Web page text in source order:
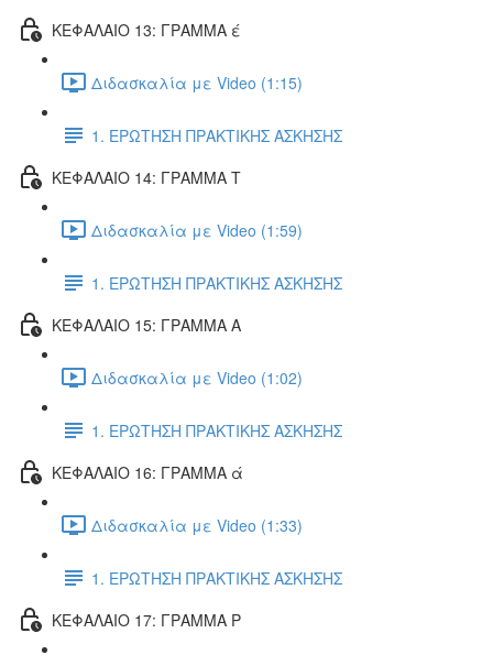
ΚΕΦΑΛΑΙΟ 13: ΓΡΑΜΜΑ έ
Διδασκαλία με Video (1:15)
1. ΕΡΩΤΗΣΗ ΠΡΑΚΤΙΚΗΣ ΑΣΚΗΣΗΣ
ΚΕΦΑΛΑΙΟ 14: ΓΡΑΜΜΑ Τ
Διδασκαλία με Video (1:59)
1. ΕΡΩΤΗΣΗ ΠΡΑΚΤΙΚΗΣ ΑΣΚΗΣΗΣ
ΚΕΦΑΛΑΙΟ 15: ΓΡΑΜΜΑ Α
Διδασκαλία με Video (1:02)
1. ΕΡΩΤΗΣΗ ΠΡΑΚΤΙΚΗΣ ΑΣΚΗΣΗΣ
ΚΕΦΑΛΑΙΟ 16: ΓΡΑΜΜΑ ά
Διδασκαλία με Video (1:33)
1. ΕΡΩΤΗΣΗ ΠΡΑΚΤΙΚΗΣ ΑΣΚΗΣΗΣ
ΚΕΦΑΛΑΙΟ 17: ΓΡΑΜΜΑ Ρ